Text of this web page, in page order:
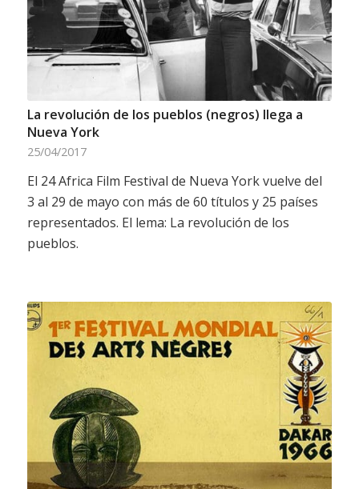
La revolución de los pueblos (negros) llega a
Nueva York
25/04/2017
El 24 Africa Film Festival de Nueva York vuelve del
3 al 29 de mayo con más de 60 títulos y 25 países
representados. El lema: La revolución de los
pueblos.